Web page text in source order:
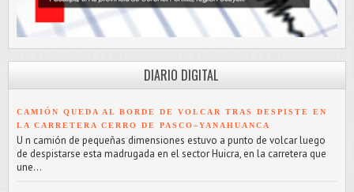
DIARIO DIGITAL
CAMIÓN QUEDA AL BORDE DE VOLCAR TRAS DESPISTE EN
LA CARRETERA CERRO DE PASCO–YANAHUANCA
U n camión de pequeñas dimensiones estuvo a punto de volcar luego
de despistarse esta madrugada en el sector Huicra, en la carretera que
une...